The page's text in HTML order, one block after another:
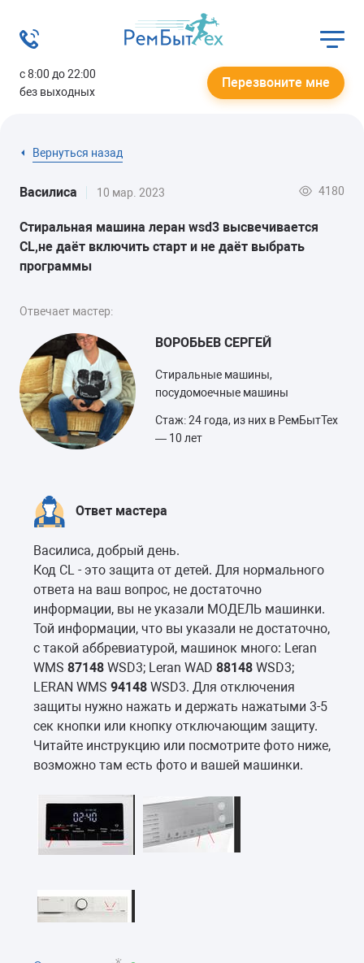
с 8:00 до 22:00
без выходных
Перезвоните мне
Вернуться назад
Василиса 10 мар. 2023 4180
Стиральная машина леран wsd3 высвечивается
CL,не даёт включить старт и не даёт выбрать
программы
Отвечает мастер:
ВОРОБЬЕВ СЕРГЕЙ
Стиральные машины,
посудомоечные машины
Стаж: 24 года, из них в РемБытТех
— 10 лет
Ответ мастера
Василиса, добрый день.
Код CL - это защита от детей. Для нормального
ответа на ваш вопрос, не достаточно
информации, вы не указали МОДЕЛЬ машинки.
Той информации, что вы указали не достаточно,
с такой аббревиатурой, машинок много: Leran
WMS 87148 WSD3; Leran WAD 88148 WSD3;
LERAN WMS 94148 WSD3. Для отключения
защиты нужно нажать и держать нажатыми 3-5
сек кнопки или кнопку отключающим защиту.
Читайте инструкцию или посмотрите фото ниже,
возможно там есть фото и вашей машинки.